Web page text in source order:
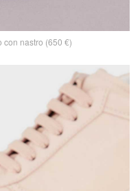
con nastro (650 €)